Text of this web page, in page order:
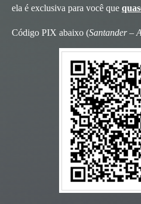
ela é exclusiva para você que
Código PIX abaixo (Santander –